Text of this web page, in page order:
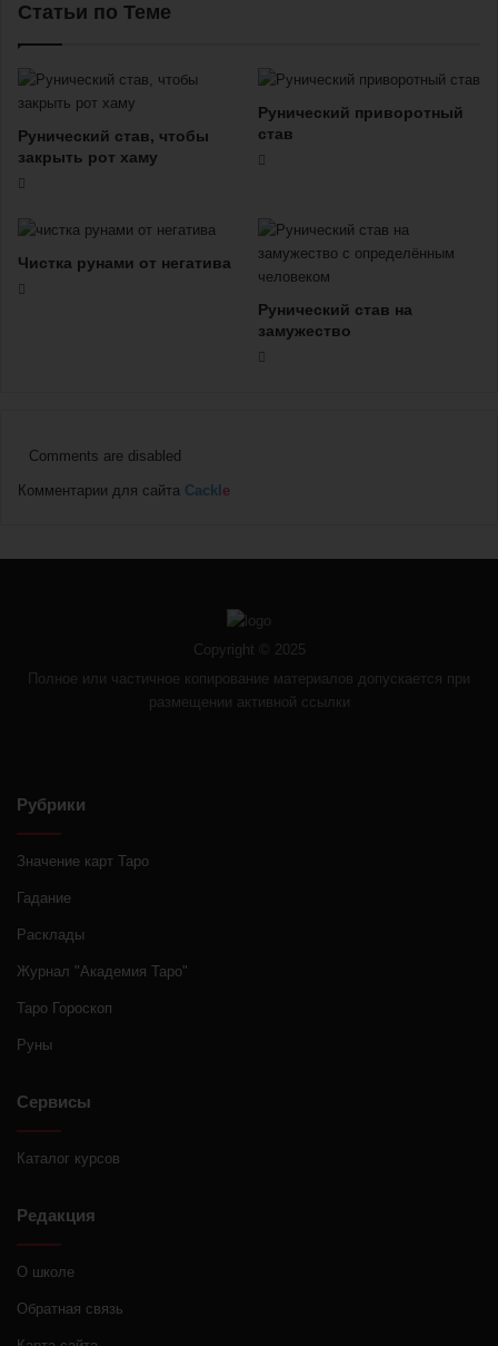
Статьи по Теме
Рунический став, чтобы
закрыть рот хаму
Рунический приворотный
став
Чистка рунами от негатива
Рунический став на
замужество
Comments are disabled
Комментарии для сайта Cackl e
Copyright © 2025
Полное или частичное копирование материалов допускается при
размещении активной ссылки
Рубрики
Значение карт Таро
Гадание
Расклады
Журнал "Академия Таро"
Таро Гороскоп
Руны
Сервисы
Каталог курсов
Редакция
О школе
Обратная связь